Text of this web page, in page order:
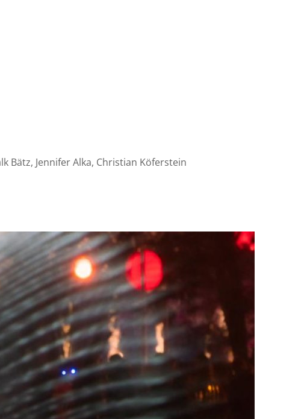
Bätz, Jennifer Alka, Christian Köferstein